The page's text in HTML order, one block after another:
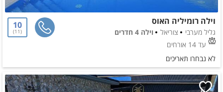
וילה רומיליה האוס
גליל מערבי צוריאל
וילה 4 חדרים
עד 14 אורחים
10
11
לא נבחרו תאריכים